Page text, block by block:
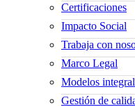
Certificaciones
Impacto Social
Trabaja con
Marco Legal
Modelos
Gestión de